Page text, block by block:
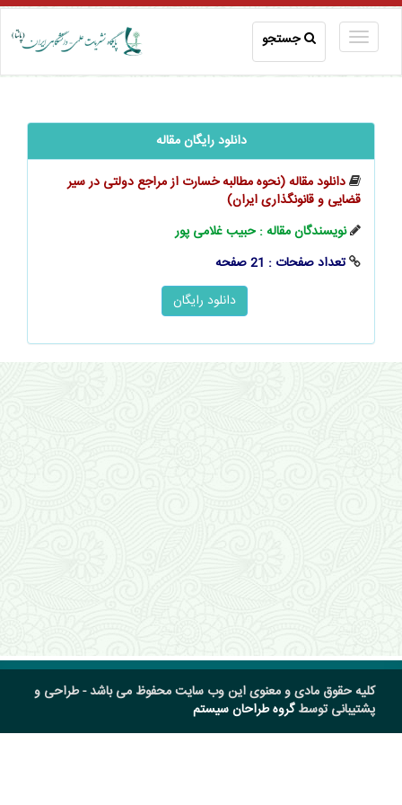
جستجو
دانلود رایگان مقاله
دانلود مقاله (نحوه مطالبه خسارت از مراجع دولتی در سیر
قضایی و قانونگذاری ایران)
نویسندگان مقاله : حبیب غلامی پور
تعداد صفحات : 21 صفحه
کلیه حقوق مادی و معنوی این وب سایت محفوظ می باشد - طراحی و
پشتیبانی توسطگروه طراحان سیستم